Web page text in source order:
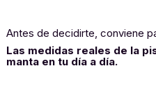
Antes de decidirte, conviene
Las medidas reales de la
manta en tu día a día.